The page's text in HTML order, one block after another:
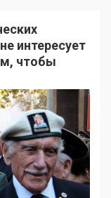
интересует
чтобы